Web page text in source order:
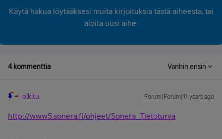
Käytä hakua löytääksesi muita kirjoituksia tästä aiheesta, tai
aloita uusi aihe.
4 kommenttia Vanhin ensin
olkitu Forum|Forum|11 years ago
http://www5.sonera.fi/ohjeet/Sonera_Tietoturva